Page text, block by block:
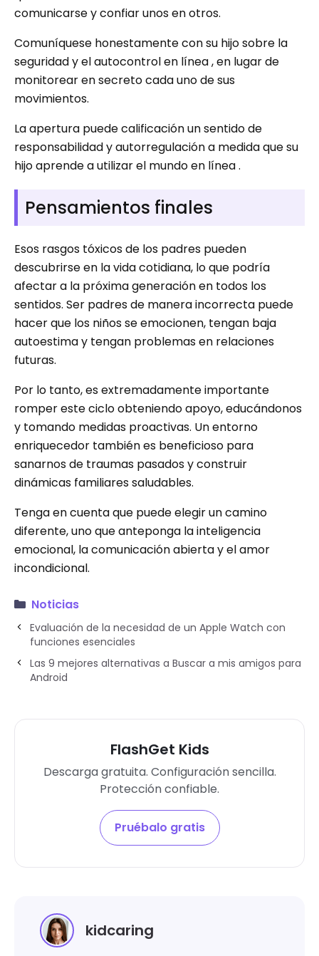
comunicarse y confiar unos en otros.
Comuníquese honestamente con su hijo sobre la
seguridad y el autocontrol en línea , en lugar de
monitorear en secreto cada uno de sus
movimientos.
La apertura puede calificación un sentido de
responsabilidad y autorregulación a medida que su
hijo aprende a utilizar el mundo en línea .
Pensamientos finales
Esos rasgos tóxicos de los padres pueden
descubrirse en la vida cotidiana, lo que podría
afectar a la próxima generación en todos los
sentidos. Ser padres de manera incorrecta puede
hacer que los niños se emocionen, tengan baja
autoestima y tengan problemas en relaciones
futuras.
Por lo tanto, es extremadamente importante
romper este ciclo obteniendo apoyo, educándonos
y tomando medidas proactivas. Un entorno
enriquecedor también es beneficioso para
sanarnos de traumas pasados ​​y construir
dinámicas familiares saludables.
Tenga en cuenta que puede elegir un camino
diferente, uno que anteponga la inteligencia
emocional, la comunicación abierta y el amor
incondicional.
Noticias
Evaluación de la necesidad de un Apple Watch con
funciones esenciales
Las 9 mejores alternativas a Buscar a mis amigos para
Android
FlashGet Kids
Descarga gratuita. Configuración sencilla.
Protección confiable.
Pruébalo gratis
kidcaring